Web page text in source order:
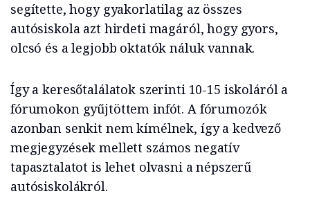
segítette, hogy gyakorlatilag az összes
autósiskola azt hirdeti magáról, hogy gyors,
olcsó és a legjobb oktatók náluk vannak.
Így a keresőtalálatok szerinti 10-15 iskoláról a
fórumokon gyűjtöttem infót. A fórumozók
azonban senkit nem kímélnek, így a kedvező
megjegyzések mellett számos negatív
tapasztalatot is lehet olvasni a népszerű
autósiskolákról.